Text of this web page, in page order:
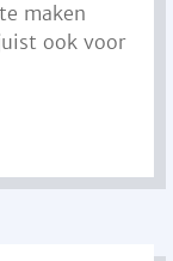
maken
ook voor